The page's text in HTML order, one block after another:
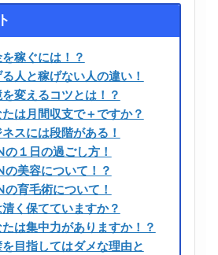
稼ぐには！？
人と稼げない人の違い！
変えるコツとは！？
は月間収支で＋ですか？
スには段階がある！
１日の過ごし方！
美容について！？
育毛術について！
く保てていますか？
は集中力がありますか！？
目指してはダメな理由と